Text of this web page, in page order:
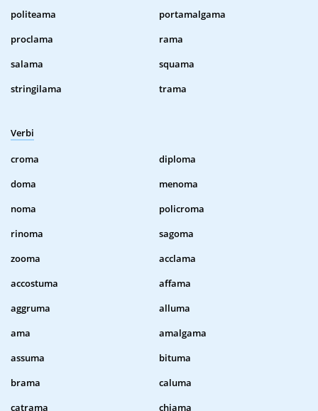
politeama
portamalgama
proclama
rama
salama
squama
stringilama
trama
Verbi
croma
diploma
doma
menoma
noma
policroma
rinoma
sagoma
zooma
acclama
accostuma
affama
aggruma
alluma
ama
amalgama
assuma
bituma
brama
caluma
catrama
chiama